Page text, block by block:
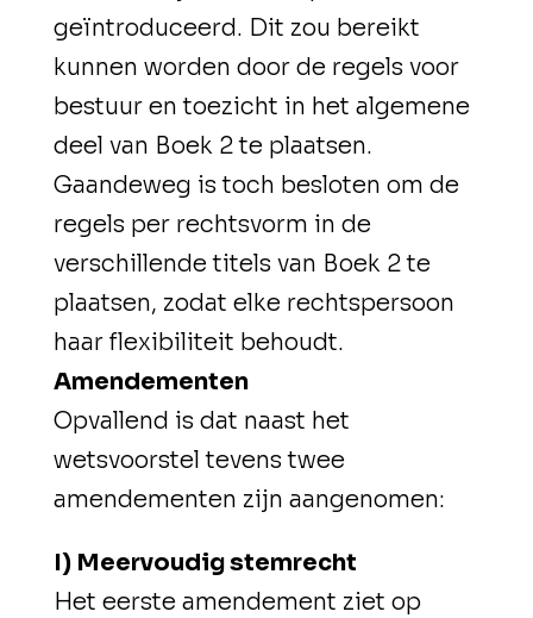
geïntroduceerd. Dit zou bereikt
kunnen worden door de regels voor
bestuur en toezicht in het algemene
deel van Boek 2 te plaatsen.
Gaandeweg is toch besloten om de
regels per rechtsvorm in de
verschillende titels van Boek 2 te
plaatsen, zodat elke rechtspersoon
haar flexibiliteit behoudt.
Amendementen
Opvallend is dat naast het
wetsvoorstel tevens twee
amendementen zijn aangenomen:
I) Meervoudig stemrecht
Het eerste amendement ziet op